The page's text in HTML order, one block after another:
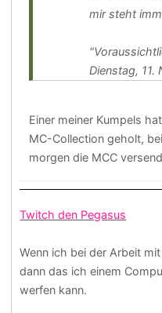
mir steht
Dienstag, 11.
Einer meiner Kumpels
MC-Collection geholt,
morgen die MCC
Twitch den Pegasus
Wenn ich bei der Arbeit
dann das ich einem
werfen kann.